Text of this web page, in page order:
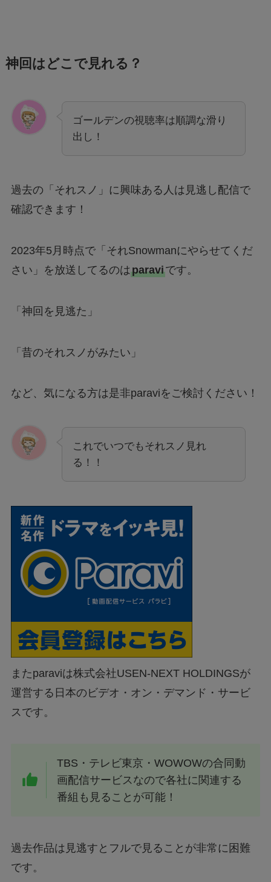
神回はどこで見れる？
ゴールデンの視聴率は順調な滑り
出し！
過去の「それスノ」に興味ある人は見逃し配信で
確認できます！
2023年5月時点で「それSnowmanにやらせてくだ
さい」を放送してるのはparaviです。
「神回を見逃た」
「昔のそれスノがみたい」
など、気になる方は是非paraviをご検討ください！
これでいつでもそれスノ見れ
る！！
またparaviは株式会社USEN-NEXT HOLDINGSが
運営する日本のビデオ・オン・デマンド・サービ
スです。
TBS・テレビ東京・WOWOWの合同動
画配信サービスなので各社に関連する
番組も見ることが可能！
過去作品は見逃すとフルで見ることが非常に困難
です。